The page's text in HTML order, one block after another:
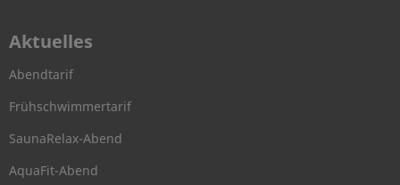
Aktuelles
Abendtarif
Frühschwimmertarif
SaunaRelax-Abend
AquaFit-Abend